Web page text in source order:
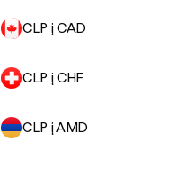
CLP į CAD
CLP į CHF
CLP į AMD